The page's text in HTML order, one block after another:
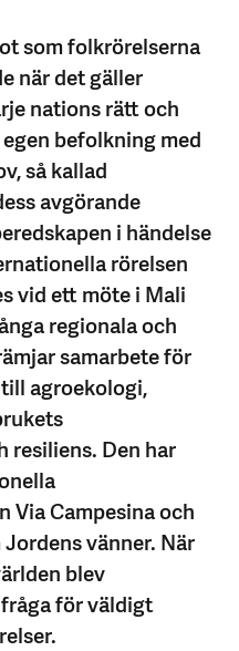
som folkrörelserna
när det gäller
nations rätt och
befolkning med
så kallad
avgörande
i händelse
rörelsen
vid ett möte i Mali
regionala och
samarbete för
agroekologi,
resiliens. Den har
Via Campesina och
vänner. När
blev
för väldigt